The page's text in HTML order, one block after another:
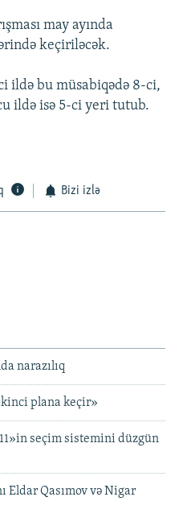
may ayında
keçiriləcək.
ildə bu müsabiqədə 8-ci,
ildə isə 5-ci yeri tutub.
Bizi izlə
narazılıq
plana keçir»
seçim sistemini düzgün
Eldar Qasımov və Nigar